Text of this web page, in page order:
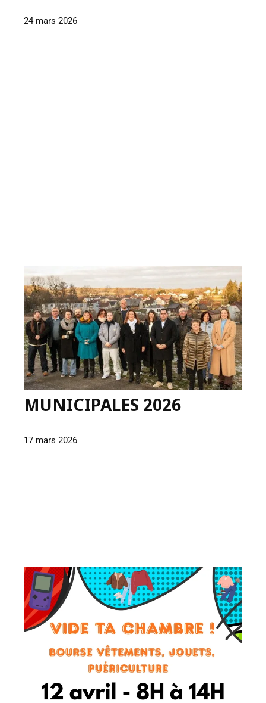
24 mars 2026
MUNICIPALES 2026
17 mars 2026